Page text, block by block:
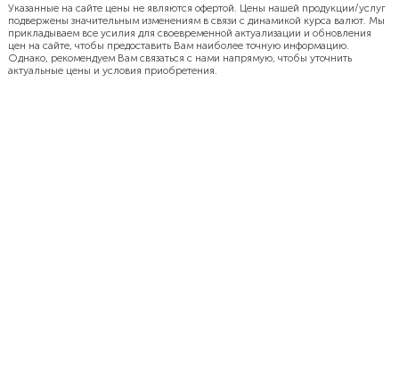
Указанные на сайте цены не являются офертой. Цены нашей продукции/услуг
подвержены значительным изменениям в связи с динамикой курса валют. Мы
прикладываем все усилия для своевременной актуализации и обновления
цен на сайте, чтобы предоставить Вам наиболее точную информацию.
Однако, рекомендуем Вам связаться с нами напрямую, чтобы уточнить
актуальные цены и условия приобретения.